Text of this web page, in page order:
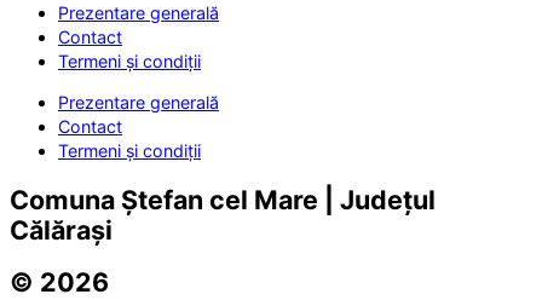
Prezentare generală
Contact
Termeni și condiții
Prezentare generală
Contact
Termeni și condiții
Comuna Ștefan cel Mare | Județul
Călărași
© 2026